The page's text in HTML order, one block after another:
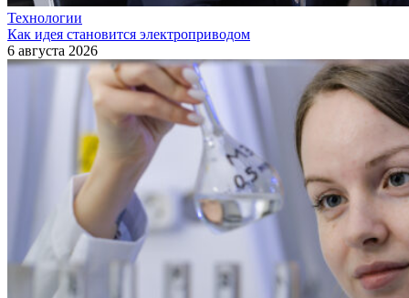
Технологии
Как идея становится электроприводом
6 августа 2026